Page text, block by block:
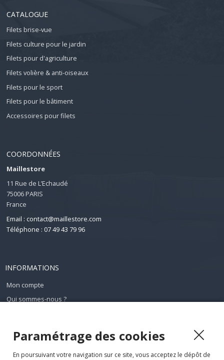
CATALOGUE
Filets brise-vue
Filets culture pour le jardin
Filets pour d'agriculture
Filets volière & anti-oiseaux
Filets pour le sport
Filets pour le bâtiment
Accessoires pour filets
COORDONNÉES
Maillestore
11 Rue de L’Echaudé
75006 PARIS
France
Email : contact@maillestore.com
Téléphone : 07 49 43 79 96
INFORMATIONS
Mon compte
Qui sommes-nous ?
Plan du site
Contact
Paramétrage des cookies
En poursuivant votre navigation sur ce site, vous acceptez le dépôt de